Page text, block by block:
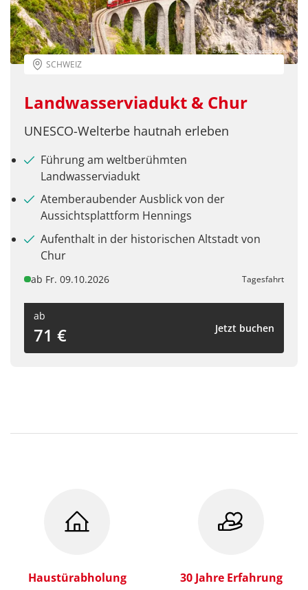
© Maresol - stock.adobe.com
SCHWEIZ
Landwasserviadukt & Chur
UNESCO-Welterbe hautnah erleben
Führung am weltberühmten
Landwasserviadukt
Atemberaubender Ausblick von der
Aussichtsplattform Hennings
Aufenthalt in der historischen Altstadt von
Chur
ab Fr. 09.10.2026 Tagesfahrt
ab
71 € Jetzt buchen
Haustürabholung
30 Jahre Erfahrung